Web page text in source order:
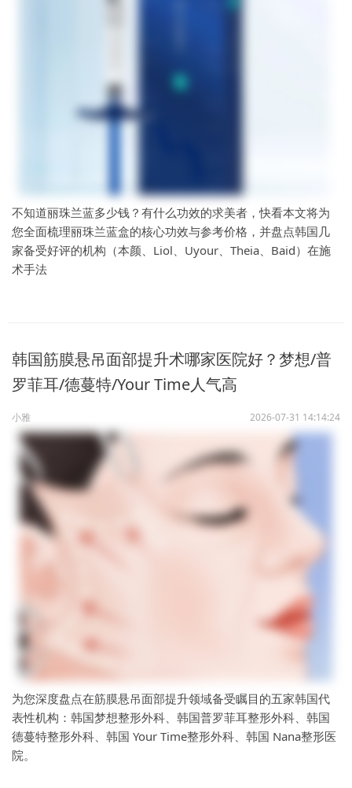
不知道丽珠兰蓝多少钱？有什么功效的求美者，快看本文将为
您全面梳理丽珠兰蓝盒的核心功效与参考价格，并盘点韩国几
家备受好评的机构（本颜、Liol、Uyour、Theia、Baid）在施
术手法
韩国筋膜悬吊面部提升术哪家医院好？梦想/普
罗菲耳/德蔓特/Your Time人气高
小雅 2026-07-31 14:14:24
为您深度盘点在筋膜悬吊面部提升领域备受瞩目的五家韩国代
表性机构：韩国梦想整形外科、韩国普罗菲耳整形外科、韩国
德蔓特整形外科、韩国 Your Time整形外科、韩国 Nana整形医
院。